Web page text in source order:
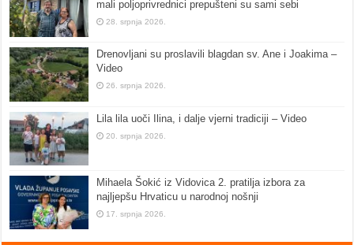
mali poljoprivrednici prepušteni su sami sebi
28. srpnja 2026.
Drenovljani su proslavili blagdan sv. Ane i Joakima –
Video
26. srpnja 2026.
Lila lila uoči Ilina, i dalje vjerni tradiciji – Video
20. srpnja 2026.
Mihaela Šokić iz Vidovica 2. pratilja izbora za
najljepšu Hrvaticu u narodnoj nošnji
17. srpnja 2026.